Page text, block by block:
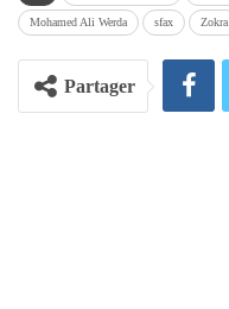
Mohamed Ali Werda sfax Zokra
Partager